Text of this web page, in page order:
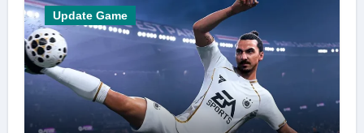
Update Game